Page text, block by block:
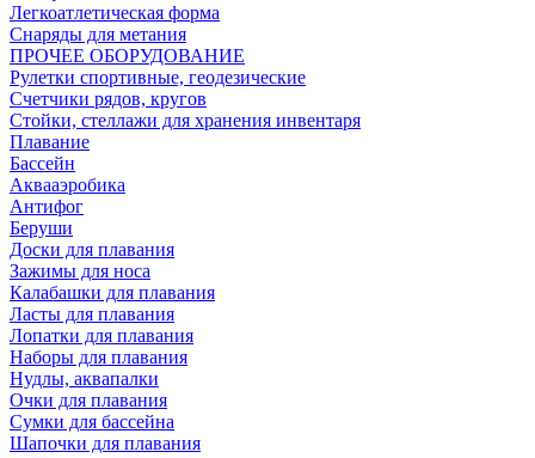
Легкоатлетическая форма
Снаряды для метания
ПРОЧЕЕ ОБОРУДОВАНИЕ
Рулетки спортивные, геодезические
Счетчики рядов, кругов
Стойки, стеллажи для хранения инвентаря
Плавание
Бассейн
Аквааэробика
Антифог
Беруши
Доски для плавания
Зажимы для носа
Калабашки для плавания
Ласты для плавания
Лопатки для плавания
Наборы для плавания
Нудлы, аквапалки
Очки для плавания
Сумки для бассейна
Шапочки для плавания